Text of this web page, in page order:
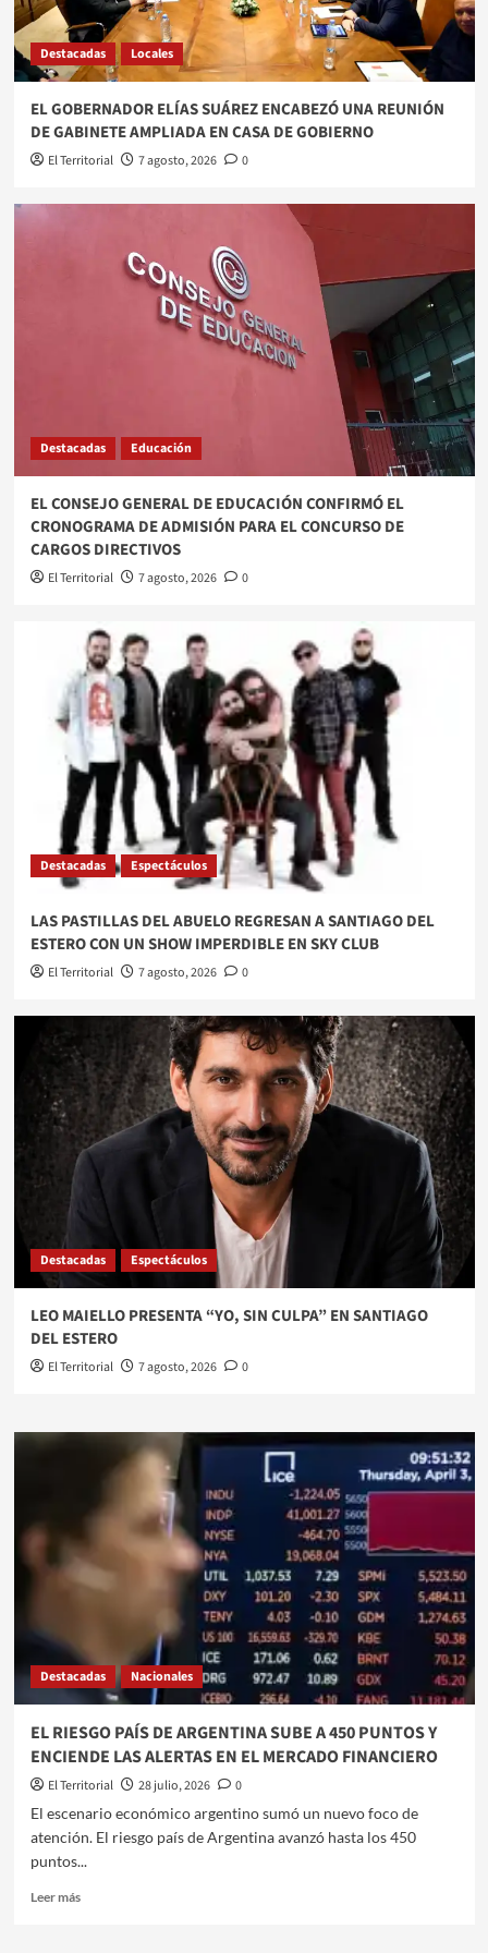
4
IMPERDIBLE EN SKY CLUB
Destacadas Espectáculos
LEO MAIELLO PRESENTA “YO, SIN CULPA” EN
SANTIAGO DEL ESTERO
Destacadas Locales
EL GOBERNADOR ELÍAS SUÁREZ ENCABEZÓ UNA REUNIÓN
DE GABINETE AMPLIADA EN CASA DE GOBIERNO
El Territorial 7 agosto, 2026 0
Destacadas Educación
EL CONSEJO GENERAL DE EDUCACIÓN CONFIRMÓ EL
CRONOGRAMA DE ADMISIÓN PARA EL CONCURSO DE
CARGOS DIRECTIVOS
El Territorial 7 agosto, 2026 0
Destacadas Espectáculos
LAS PASTILLAS DEL ABUELO REGRESAN A SANTIAGO DEL
ESTERO CON UN SHOW IMPERDIBLE EN SKY CLUB
El Territorial 7 agosto, 2026 0
Destacadas Espectáculos
LEO MAIELLO PRESENTA “YO, SIN CULPA” EN SANTIAGO
DEL ESTERO
El Territorial 7 agosto, 2026 0
Destacadas Nacionales
EL RIESGO PAÍS DE ARGENTINA SUBE A 450 PUNTOS Y
ENCIENDE LAS ALERTAS EN EL MERCADO FINANCIERO
El Territorial 28 julio, 2026
0
El escenario económico argentino sumó un nuevo foco de
atención. El riesgo país de Argentina avanzó hasta los 450
puntos...
Leer másLeer